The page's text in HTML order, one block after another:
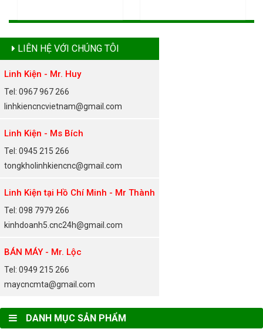
LIÊN HỆ VỚI CHÚNG TÔI
Linh Kiện - Mr. Huy
Tel: 0967 967 266
linhkiencncvietnam@gmail.com
Linh Kiện - Ms Bích
Tel: 0945 215 266
tongkholinhkiencnc@gmail.com
Linh Kiện tại Hồ Chí Minh - Mr Thành
Tel: 098 7979 266
kinhdoanh5.cnc24h@gmail.com
BÁN MÁY - Mr. Lộc
Tel: 0949 215 266
maycncmta@gmail.com
DANH MỤC SẢN PHẨM